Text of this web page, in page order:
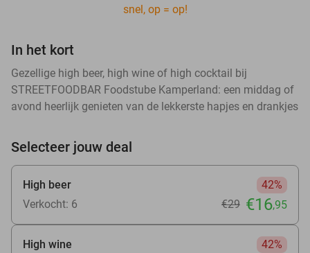
snel, op = op!
In het kort
Gezellige high beer, high wine of high cocktail bij
STREETFOODBAR Foodstube Kamperland: een middag of
avond heerlijk genieten van de lekkerste hapjes en drankjes
Selecteer jouw deal
High beer
42%
Verkocht: 6
€29 €16,95
High wine
42%